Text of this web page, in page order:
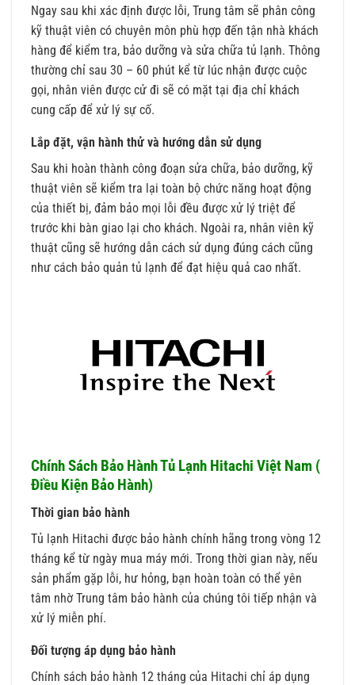
Ngay sau khi xác định được lỗi, Trung tâm sẽ phân công
kỹ thuật viên có chuyên môn phù hợp đến tận nhà khách
hàng để kiểm tra, bảo dưỡng và sửa chữa tủ lạnh. Thông
thường chỉ sau 30 – 60 phút kể từ lúc nhận được cuộc
gọi, nhân viên được cử đi sẽ có mặt tại địa chỉ khách
cung cấp để xử lý sự cố.
Lắp đặt, vận hành thử và hướng dẫn sử dụng
Sau khi hoàn thành công đoạn sửa chữa, bảo dưỡng, kỹ
thuật viên sẽ kiểm tra lại toàn bộ chức năng hoạt động
của thiết bị, đảm bảo mọi lỗi đều được xử lý triệt để
trước khi bàn giao lại cho khách. Ngoài ra, nhân viên kỹ
thuật cũng sẽ hướng dẫn cách sử dụng đúng cách cũng
như cách bảo quản tủ lạnh để đạt hiệu quả cao nhất.
Chính Sách Bảo Hành Tủ Lạnh Hitachi Việt Nam (
Điều Kiện Bảo Hành)
Thời gian bảo hành
Tủ lạnh Hitachi được bảo hành chính hãng trong vòng 12
tháng kể từ ngày mua máy mới. Trong thời gian này, nếu
sản phẩm gặp lỗi, hư hỏng, bạn hoàn toàn có thể yên
tâm nhờ Trung tâm bảo hành của chúng tôi tiếp nhận và
xử lý miễn phí.
Đối tượng áp dụng bảo hành
Chính sách bảo hành 12 tháng của Hitachi chỉ áp dụng